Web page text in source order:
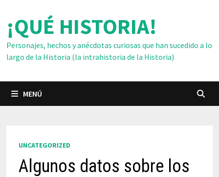
contenido
¡QUÉ HISTORIA!
Personajes, hechos y anécdotas curiosas que han sucedido a lo
largo de la Historia (la intrahistoria de la Historia)
MENÚ
UNCATEGORIZED
Algunos datos sobre los